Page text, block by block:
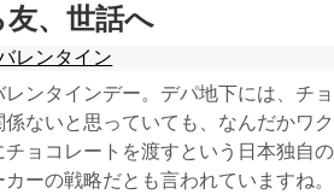
、世話へ
レンタイン
ンタインデー。デパ地下には、チ
ないと思っていても、なんだかワ
ョコレートを渡すという日本独自
ーの戦略だとも言われていますね。